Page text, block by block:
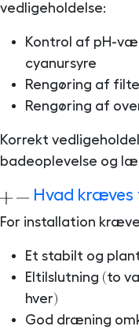
vedligeholdelse:
Kontrol af pH-
cyanursyre
Rengøring af
Rengøring af
Korrekt
badeoplevelse og
Hvad kræves
For installation
Et stabilt og
Eltilslutning (to
hver)
God dræning